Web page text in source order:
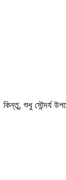
শুধু সৌন্দর্য